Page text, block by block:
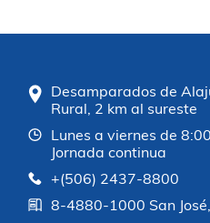
Desamparados de
Rural, 2 km al sureste
Lunes a viernes de
Jornada continua
+(506) 2437-8800
8-4880-1000 San